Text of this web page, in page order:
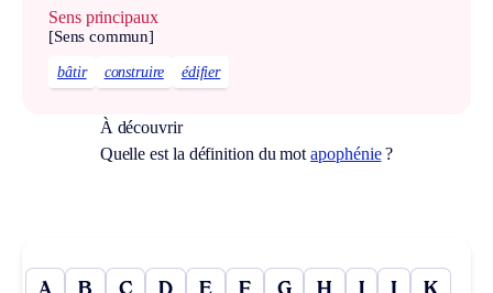
Sens principaux
[Sens commun]
bâtir construire édifier
À découvrir
Quelle est la définition du motapophénie?